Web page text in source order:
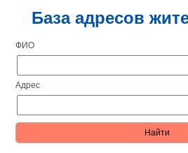
База адресов
ФИО
Адрес